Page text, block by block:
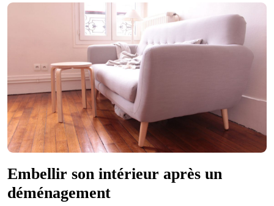
Embellir son intérieur après un
déménagement